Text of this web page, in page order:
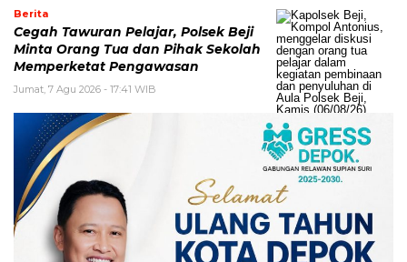
Berita
Cegah Tawuran Pelajar, Polsek Beji
Minta Orang Tua dan Pihak Sekolah
Memperketat Pengawasan
Jumat, 7 Agu 2026 - 17:41 WIB